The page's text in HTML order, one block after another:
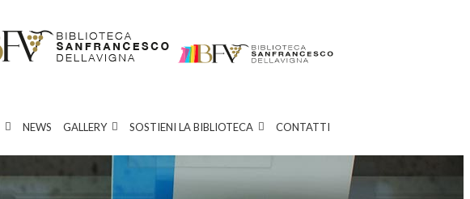
NEWS GALLERY SOSTIENI LA BIBLIOTECA CONTATTI